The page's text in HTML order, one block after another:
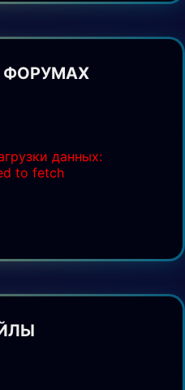
ФОРУМАХ
данных:
to fetch